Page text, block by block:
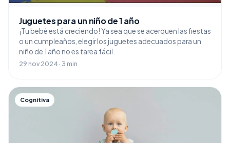
Juguetes para un niño de 1 año
¡Tu bebé está creciendo! Ya sea que se acerquen las fiestas
o un cumpleaños, elegir los juguetes adecuados para un
niño de 1 año no es tarea fácil.
29 nov 2024 · 3 min
Cognitiva